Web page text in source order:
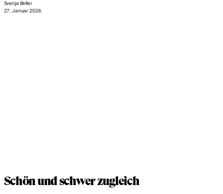
Svenja Beller
27. Januar 2026
Schön und schwer zugleich